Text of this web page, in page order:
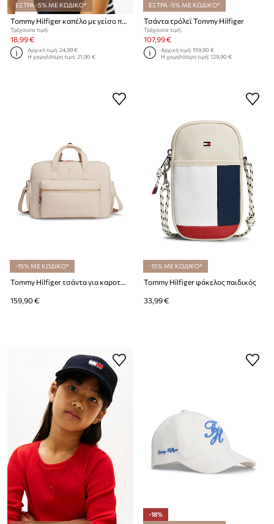
ΕΞΤΡΑ -5% ΜΕ ΚΩΔΙΚΟ*
Τρέχουσα τιμή:
18,99 €
Αρχική τιμή:24,99 €
Η χαμηλότερη τιμή:21,90 €
ΕΞΤΡΑ -5% ΜΕ ΚΩΔΙΚΟ*
Τσάντα τρόλεϊ Tommy Hilfiger
Τρέχουσα τιμή:
107,99 €
Αρχική τιμή:159,90 €
Η χαμηλότερη τιμή:129,90 €
-15% ΜΕ ΚΩΔΙΚΟ*
Tommy Hilfiger τσάντα για καροτσάκι
159,90 €
-15% ΜΕ ΚΩΔΙΚΟ*
Tommy Hilfiger φάκελος παιδικός
33,99 €
-18%